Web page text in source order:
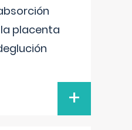
placenta
+